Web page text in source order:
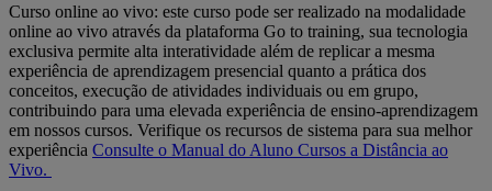
Curso online ao vivo: este curso pode ser realizado na modalidade
online ao vivo através da plataforma Go to training, sua tecnologia
exclusiva permite alta interatividade além de replicar a mesma
experiência de aprendizagem presencial quanto a prática dos
conceitos, execução de atividades individuais ou em grupo,
contribuindo para uma elevada experiência de ensino-aprendizagem
em nossos cursos. Verifique os recursos de sistema para sua melhor
experiência Consulte o Manual do Aluno Cursos a Distância ao
Vivo.